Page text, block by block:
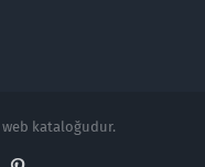
kataloğudur.